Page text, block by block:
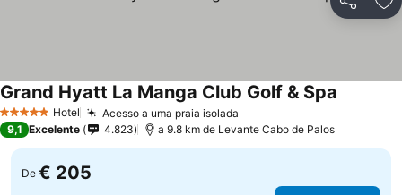
Partilhar
5 Estrelas Hotel Acesso a uma praia isolada
Grand Hyatt La Manga Club Golf & Spa
9,1 Excelente 4.823 a 9.8 km de Levante Cabo de Palos
De € 205